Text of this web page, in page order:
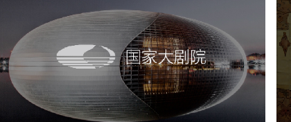
国家大剧院
文化艺术 剧院 智慧展馆 展馆网站建设